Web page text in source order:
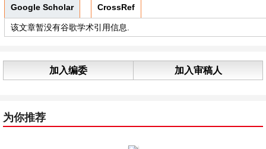
Google Scholar CrossRef
该文章暂没有谷歌学术引用信息.
加入编委 加入审稿人
为你推荐